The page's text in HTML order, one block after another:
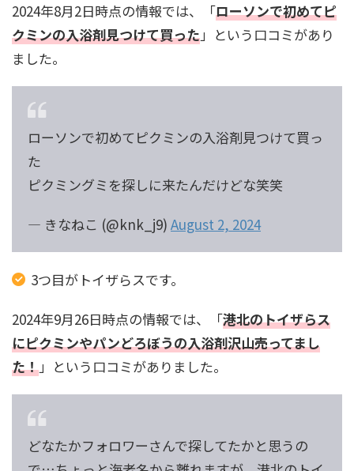
2024年8月2日時点の情報では、「ローソンで初めてピ
クミンの入浴剤見つけて買った」という口コミがあり
ました。
ローソンで初めてピクミンの入浴剤見つけて買っ
た
ピクミングミを探しに来たんだけどな笑笑
— きなねこ (@knk_j9) August 2, 2024
3つ目がトイザらスです。
2024年9月26日時点の情報では、「港北のトイザらス
にピクミンやパンどろぼうの入浴剤沢山売ってまし
た！」という口コミがありました。
どなたかフォロワーさんで探してたかと思うの